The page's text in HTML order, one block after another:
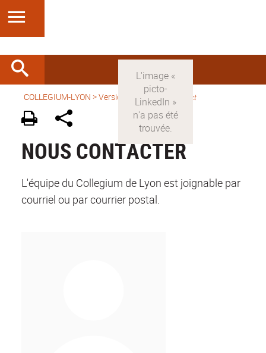
COLLEGIUM-LYON >Version française> Contact
NOUS CONTACTER
L'équipe du Collegium de Lyon est joignable par
courriel ou par courrier postal.